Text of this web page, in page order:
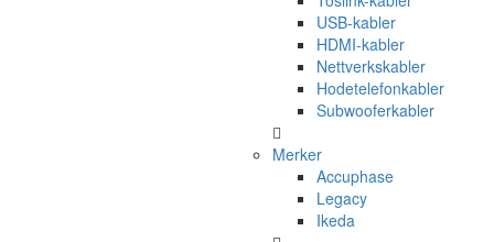
USB-kabler
HDMI-kabler
Nettverkskabler
Hodetelefonkabler
Subwooferkabler
Merker
Accuphase
Legacy
Ikeda